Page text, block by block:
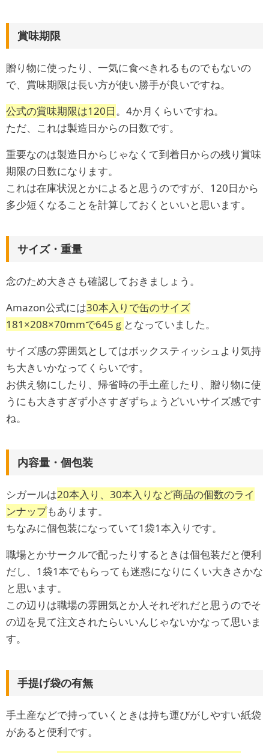
賞味期限
贈り物に使ったり、一気に食べきれるものでもないの
で、賞味期限は長い方が使い勝手が良いですね。
公式の賞味期限は120日。4か月くらいですね。
ただ、これは製造日からの日数です。
重要なのは製造日からじゃなくて到着日からの残り賞味
期限の日数になります。
これは在庫状況とかによると思うのですが、120日から
多少短くなることを計算しておくといいと思います。
サイズ・重量
念のため大きさも確認しておきましょう。
Amazon公式には30本入りで缶のサイズ
181×208×70mmで645ｇ となっていました。
サイズ感の雰囲気としてはボックスティッシュより気持
ち大きいかなってくらいです。
お供え物にしたり、帰省時の手土産したり、贈り物に使
うにも大きすぎず小さすぎずちょうどいいサイズ感です
ね。
内容量・個包装
シガールは20本入り、30本入りなど商品の個数のライ
ンナップもあります。
ちなみに個包装になっていて1袋1本入りです。
職場とかサークルで配ったりするときは個包装だと便利
だし、1袋1本でもらっても迷惑になりにくい大きさかな
と思います。
この辺りは職場の雰囲気とか人それぞれだと思うのでそ
の辺を見て注文されたらいいんじゃないかなって思いま
す。
手提げ袋の有無
手土産などで持っていくときは持ち運びがしやすい紙袋
があると便利です。